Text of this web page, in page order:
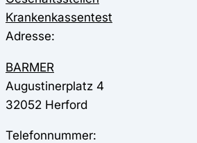
Krankenkassentest
Adresse:
BARMER
Augustinerplatz 4
32052 Herford
Telefonnummer: